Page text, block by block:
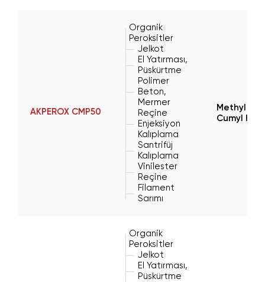
AKPEROX CMP50
Organik
Peroksitler
Jelkot
El Yatırması,
Püskürtme
Polimer
Beton,
Mermer
Reçine
Enjeksiyon
Kalıplama
Santrifüj
Kalıplama
Vinilester
Reçine
Filament
Sarımı
Methyl
Cumyl
Organik
Peroksitler
Jelkot
El Yatırması,
Püskürtme